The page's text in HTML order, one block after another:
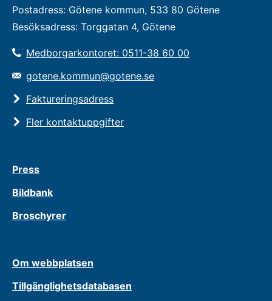
Postadress: Götene kommun, 533 80 Götene
Besöksadress: Torggatan 4, Götene
Medborgarkontoret: 0511-38 60 00
gotene.kommun@gotene.se
Faktureringsadress
Fler kontaktuppgifter
Press
Bildbank
Broschyrer
Om webbplatsen
Tillgänglighetsdatabasen